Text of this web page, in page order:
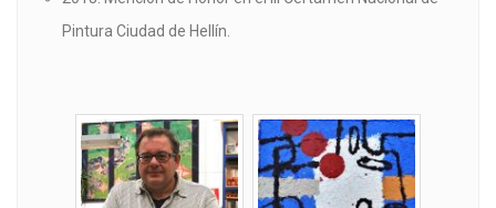
Pintura Ciudad de Hellín.